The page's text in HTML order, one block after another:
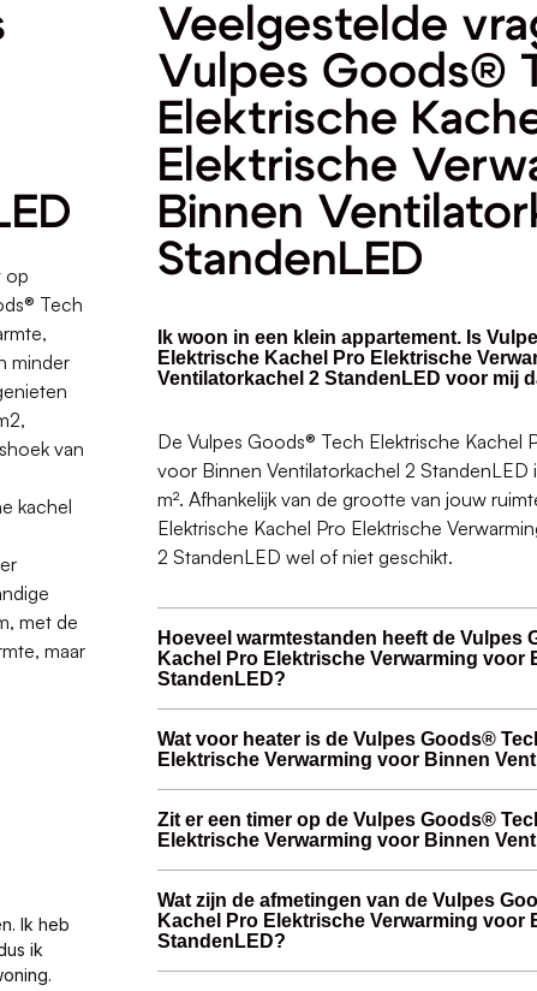
op
Tech
minder
van
kachel
met de
maar
Ik heb
ik
Veelgestelde
Vulpes Goods®
Elektrische
Elektrische
Binnen
StandenLED
Ik woon in een klein appartement. Is
Elektrische Kachel Pro Elektrische
Ventilatorkachel 2 StandenLED voor mij
De Vulpes Goods® Tech Elektrische Kachel
voor Binnen Ventilatorkachel 2 StandenLED
m². Afhankelijk van de grootte van jouw
Elektrische Kachel Pro Elektrische
2 StandenLED wel of niet geschikt.
Hoeveel warmtestanden heeft de Vulpes
Kachel Pro Elektrische Verwarming voor
StandenLED?
Wat voor heater is de Vulpes Goods®
Elektrische Verwarming voor Binnen
Zit er een timer op de Vulpes Goods®
Elektrische Verwarming voor Binnen
Wat zijn de afmetingen van de Vulpes
Kachel Pro Elektrische Verwarming voor
StandenLED?